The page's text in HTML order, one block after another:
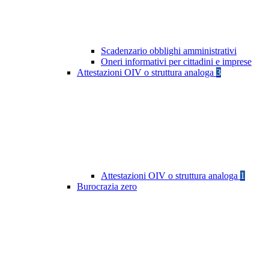
Scadenzario obblighi amministrativi
Oneri informativi per cittadini e imprese
Attestazioni OIV o struttura analoga 3
Attestazioni OIV o struttura analoga 1
Burocrazia zero